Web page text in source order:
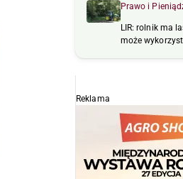
Prawo i
LIR: rolnik ma
może
Reklama